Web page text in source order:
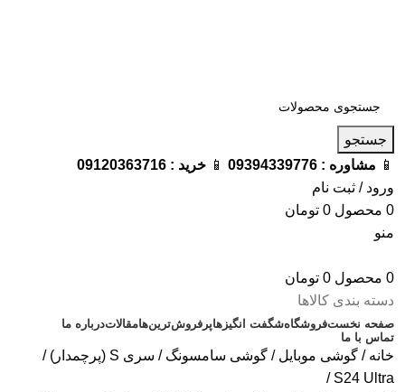
جستجو
📱 مشاوره : 09394339776
📱 خرید : 09120363716
ورود / ثبت نام
0 محصول 0 تومان
منو
0 محصول 0 تومان
دسته بندی کالاها
صفحه نخستفروشگاهشگفت انگیزهاپرفروش‌ترین‌هامقالاتدرباره ما
تماس با ما
خانه گوشی موبایل گوشی سامسونگ
سری S (پرچمدار)
S24 Ultra